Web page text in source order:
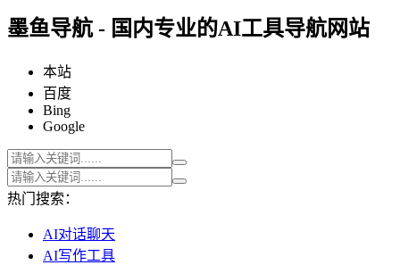
墨鱼导航 - 国内专业的AI工具导航网站
本站
百度
Bing
Google
热门搜索：
AI对话聊天
AI写作工具